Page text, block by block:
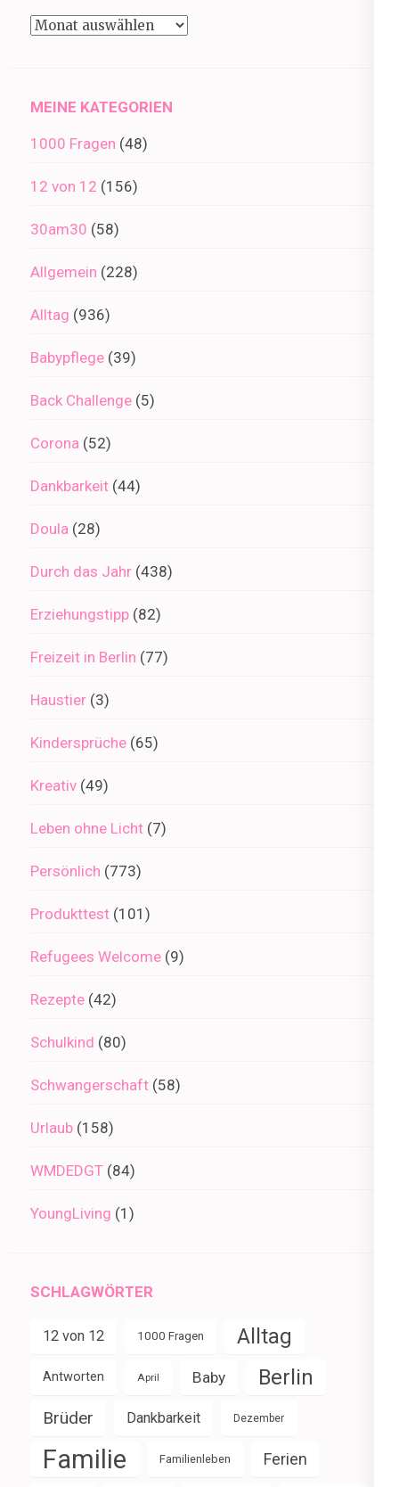
Beiträge
MEINE KATEGORIEN
1000 Fragen (48)
12 von 12 (156)
30am30 (58)
Allgemein (228)
Alltag (936)
Babypflege (39)
Back Challenge (5)
Corona (52)
Dankbarkeit (44)
Doula (28)
Durch das Jahr (438)
Erziehungstipp (82)
Freizeit in Berlin (77)
Haustier (3)
Kindersprüche (65)
Kreativ (49)
Leben ohne Licht (7)
Persönlich (773)
Produkttest (101)
Refugees Welcome (9)
Rezepte (42)
Schulkind (80)
Schwangerschaft (58)
Urlaub (158)
WMDEDGT (84)
YoungLiving (1)
SCHLAGWÖRTER
12 von 12 1000 Fragen Alltag
Antworten April Baby Berlin
Brüder Dankbarkeit Dezember
Familie Familienleben Ferien